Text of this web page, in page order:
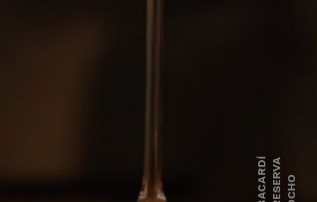
B
A
C A
R
D
Í
R
E
S
E
R
V
A
O
C
H O